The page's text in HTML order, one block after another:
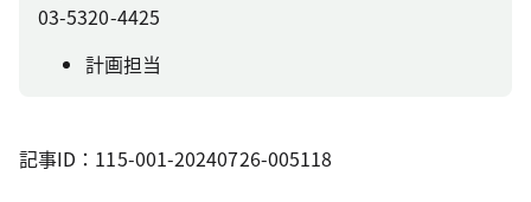
03-5320-4425
計画担当
記事ID：115-001-20240726-005118